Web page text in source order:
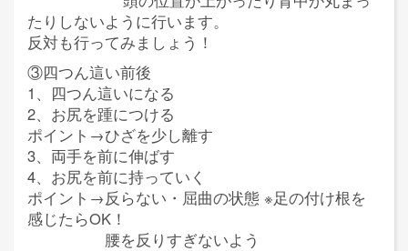
たりしないように行います。
反対も行ってみましょう！
③四つん這い前後
1、四つん這いになる
2、お尻を踵につける
ポイント→ひざを少し離す
3、両手を前に伸ばす
4、お尻を前に持っていく
ポイント→反らない・屈曲の状態 ※足の付け根を
感じたらOK！
腰を反りすぎないよう